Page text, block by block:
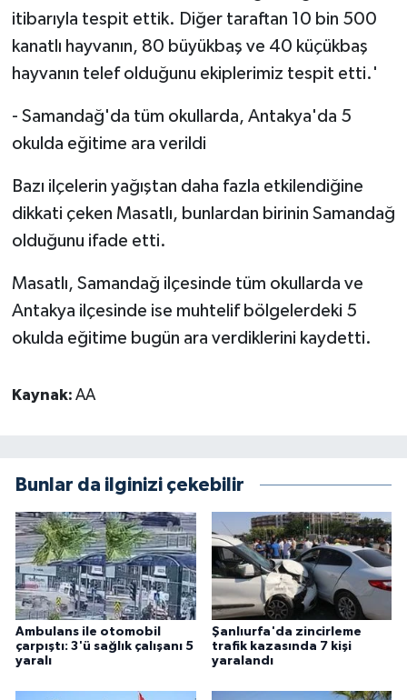
itibarıyla tespit ettik. Diğer taraftan 10 bin 500
kanatlı hayvanın, 80 büyükbaş ve 40 küçükbaş
hayvanın telef olduğunu ekiplerimiz tespit etti.'
- Samandağ'da tüm okullarda, Antakya'da 5
okulda eğitime ara verildi
Bazı ilçelerin yağıştan daha fazla etkilendiğine
dikkati çeken Masatlı, bunlardan birinin Samandağ
olduğunu ifade etti.
Masatlı, Samandağ ilçesinde tüm okullarda ve
Antakya ilçesinde ise muhtelif bölgelerdeki 5
okulda eğitime bugün ara verdiklerini kaydetti.
Kaynak: AA
Bunlar da ilginizi çekebilir
Ambulans ile otomobil
çarpıştı: 3'ü sağlık çalışanı 5
yaralı
Şanlıurfa'da zincirleme
trafik kazasında 7 kişi
yaralandı